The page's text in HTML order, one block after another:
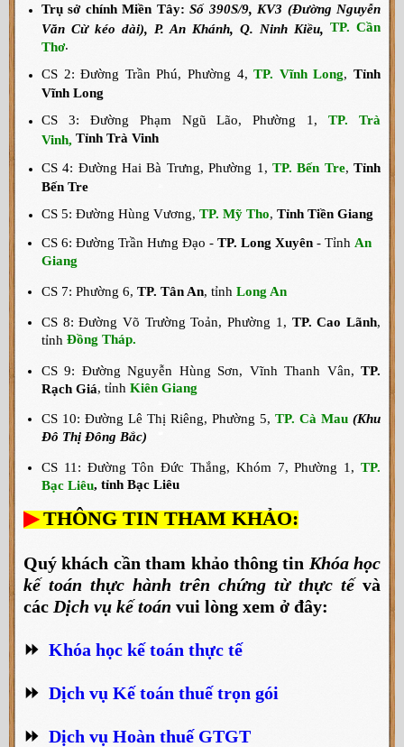
Trụ sở chính Miền Tây:Số 390S/9, KV3 (Đường Nguyễn
Văn Cừ kéo dài), P. An Khánh, Q. Ninh Kiều, TP. Cần
Thơ.
CS 2: Đường Trần Phú, Phường 4,TP. Vĩnh Long,Tỉnh
Vĩnh Long
CS 3: Đường Phạm Ngũ Lão, Phường 1, TP. Trà
Vinh, Tỉnh Trà Vinh
CS 4: Đường Hai Bà Trưng, Phường 1, TP. Bến Tre,Tỉnh
Bến Tre
CS 5: Đường Hùng Vương, TP. Mỹ Tho, Tỉnh Tiền Giang
CS 6: Đường Trần Hưng Đạo - TP. Long Xuyên - Tỉnh An
Giang
CS 7: Phường 6, TP. Tân An, tỉnh Long An
CS 8: Đường Võ Trường Toản, Phường 1, TP. Cao Lãnh,
tỉnh Đồng Tháp.
CS 9: Đường Nguyễn Hùng Sơn, Vĩnh Thanh Vân, TP.
Rạch Giá, tỉnh Kiên Giang
CS 10: Đường Lê Thị Riêng, Phường 5, TP. Cà Mau (Khu
Đô Thị Đông Bắc)
CS 11: Đường Tôn Đức Thắng, Khóm 7, Phường 1, TP.
Bạc Liêu, tỉnh Bạc Liêu
▶ THÔNG TIN THAM KHẢO:
Quý khách cần tham khảo thông tin Khóa học
kế toán thực hành trên chứng từ thực tếvà
các Dịch vụ kế toán vui lòng xem ở đây:
⏩ Khóa học kế toán thực tế
⏩ Dịch vụ Kế toán thuế trọn gói
⏩ Dịch vụ Hoàn thuế GTGT